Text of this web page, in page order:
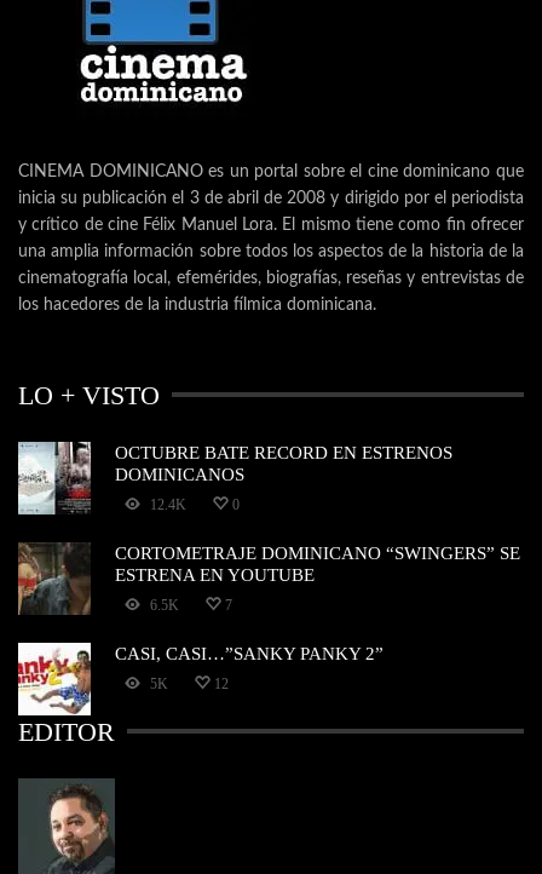
CINEMA DOMINICANO es un portal sobre el cine dominicano que
inicia su publicación el 3 de abril de 2008 y dirigido por el periodista
y crítico de cine Félix Manuel Lora. El mismo tiene como fin ofrecer
una amplia información sobre todos los aspectos de la historia de la
cinematografía local, efemérides, biografías, reseñas y entrevistas de
los hacedores de la industria fílmica dominicana.
LO + VISTO
OCTUBRE BATE RECORD EN ESTRENOS
DOMINICANOS
12.4K 0
CORTOMETRAJE DOMINICANO “SWINGERS” SE
ESTRENA EN YOUTUBE
6.5K 7
CASI, CASI…”SANKY PANKY 2”
5K 12
EDITOR